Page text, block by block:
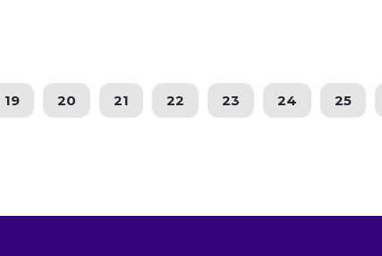
19 20 21 22 23 24 25